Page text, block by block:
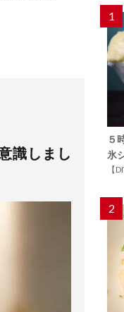
識しまし
1
５
氷
【
2